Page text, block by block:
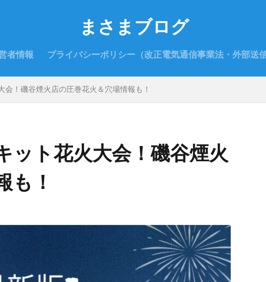
まさまブログ
者情報 プライバシーポリシー（改正電気通信事業法・外部送
会！磯谷煙火店の圧巻花火＆穴場情報も！
ット花火大会！磯谷煙火
も！